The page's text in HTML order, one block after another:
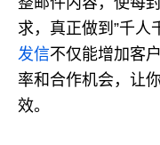
求，真正做到”千人
发信不仅能增加客
率和合作机会，让
效。